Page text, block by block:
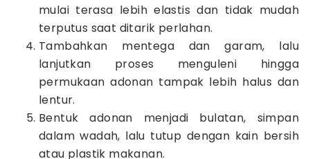
mulai terasa lebih elastis dan tidak mudah
terputus saat ditarik perlahan.
Tambahkan mentega dan garam, lalu
lanjutkan proses menguleni hingga
permukaan adonan tampak lebih halus dan
lentur.
Bentuk adonan menjadi bulatan, simpan
dalam wadah, lalu tutup dengan kain bersih
atau plastik makanan.